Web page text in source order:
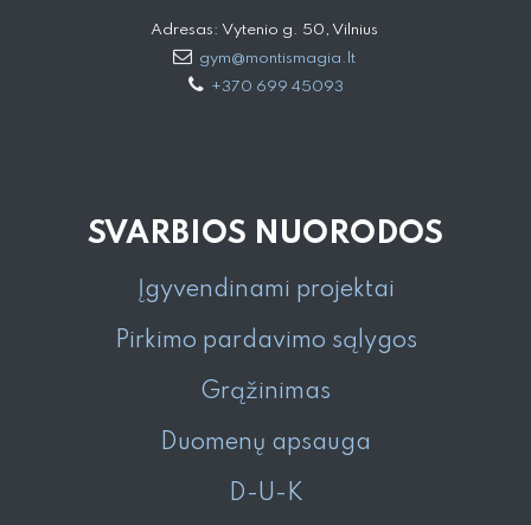
Adresas: Vytenio g. 50, Vilnius
gym@montismagia.lt
+370 699 45093
SVARBIOS NUORODOS
Įgyvendinami projektai
Pirkimo pardavimo sąlygos
Grąžinimas
Duomenų apsauga
D-U-K